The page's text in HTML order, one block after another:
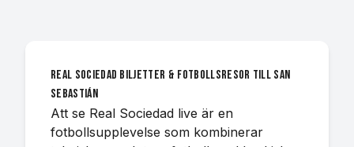
Real Sociedad biljetter & fotbollsresor till San
Sebastián
Att se Real Sociedad live är en
fotbollsupplevelse som kombinerar